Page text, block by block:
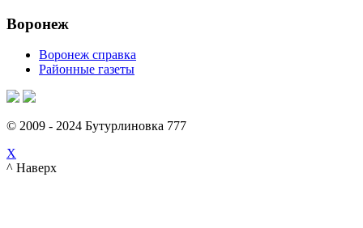
Воронеж
Воронеж справка
Районные газеты
© 2009 - 2024 Бутурлиновка 777
X
^ Наверх